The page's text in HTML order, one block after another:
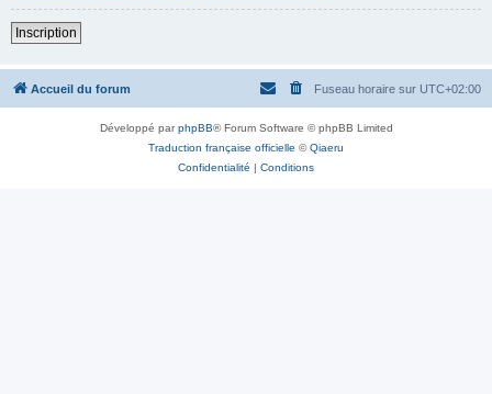
Inscription
Accueil du forum Fuseau horaire sur UTC+02:00
Développé parphpBB® Forum Software © phpBB Limited
Traduction française officielle ©Qiaeru
Confidentialité | Conditions